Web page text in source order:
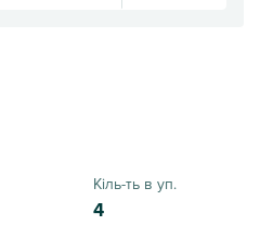
Кіль-ть в уп.
4